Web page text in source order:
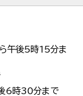
午後5時15分ま
後6時30分まで